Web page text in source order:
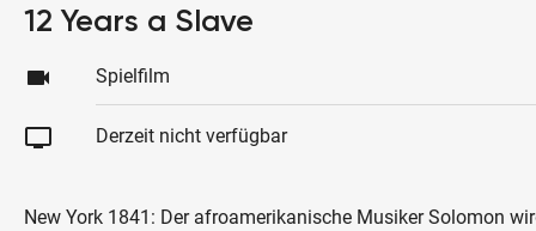
12 Years a Slave
videocam Spielfilm
tv Derzeit nicht verfügbar
New York 1841: Der afroamerikanische Musiker Solomon